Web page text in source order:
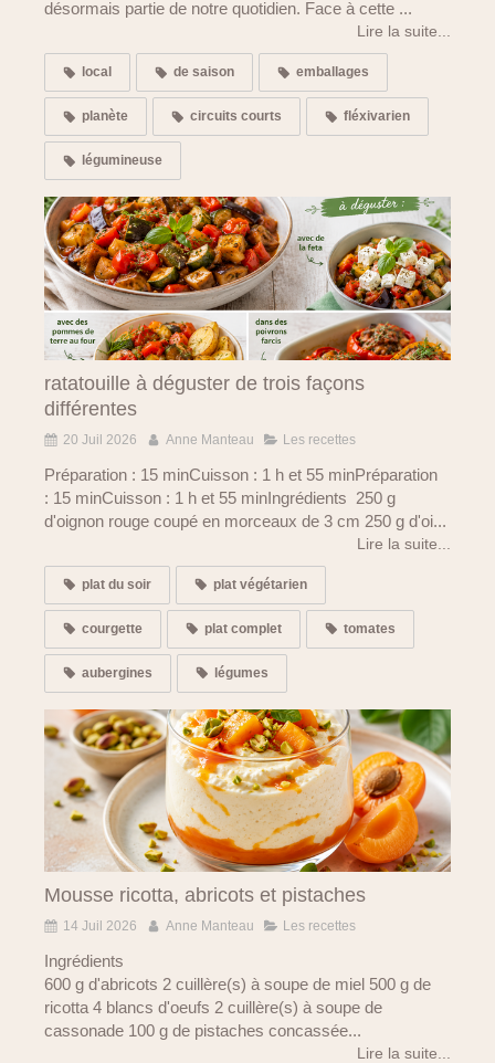
désormais partie de notre quotidien. Face à cette ...
Lire la suite...
local de saison emballages
planète circuits courts fléxivarien
légumineuse
ratatouille à déguster de trois façons
différentes
20 Juil 2026 Anne Manteau Les recettes
Préparation : 15 minCuisson : 1 h et 55 minPréparation
: 15 minCuisson : 1 h et 55 minIngrédients 250 g
d'oignon rouge coupé en morceaux de 3 cm 250 g d'oi...
Lire la suite...
plat du soir plat végétarien
courgette plat complet tomates
aubergines légumes
Mousse ricotta, abricots et pistaches
14 Juil 2026 Anne Manteau Les recettes
Ingrédients
600 g d'abricots 2 cuillère(s) à soupe de miel 500 g de
ricotta 4 blancs d'oeufs 2 cuillère(s) à soupe de
cassonade 100 g de pistaches concassée...
Lire la suite...